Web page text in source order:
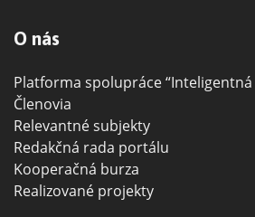
O nás
Platforma spolupráce
Členovia
Relevantné subjekty
Redakčná rada portálu
Kooperačná burza
Realizované projekty